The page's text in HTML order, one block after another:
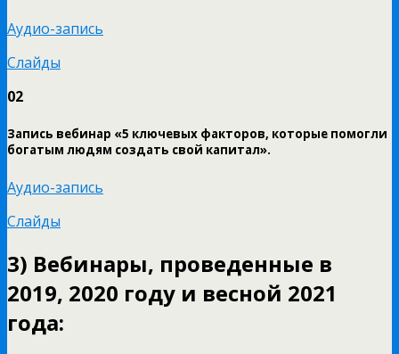
Аудио-запись
Слайды
02
Запись вебинар «5 ключевых факторов, которые помогли
богатым людям создать свой капитал».
Аудио-запись
Слайды
3) Вебинары, проведенные в
2019, 2020 году и весной 2021
года: